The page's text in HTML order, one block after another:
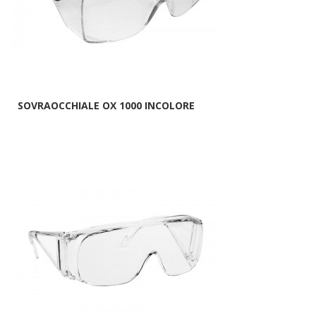
SOVRAOCCHIALE OX 1000 INCOLORE